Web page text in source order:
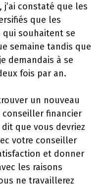
constaté que les
que les
qui souhaitent se
semaine tandis que
demandais à se
fois par an.
un nouveau
conseiller financier
dit que vous devriez
votre conseiller
et donner
les raisons
ne travaillerez